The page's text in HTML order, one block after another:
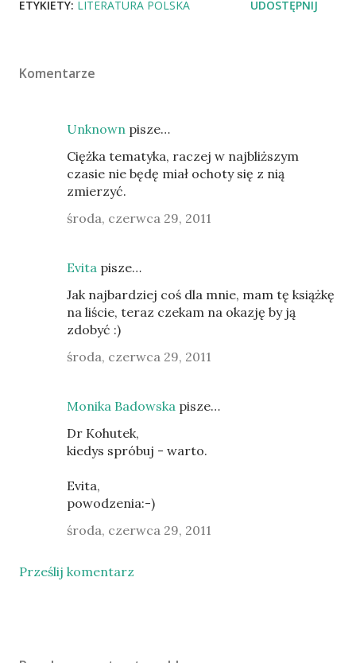
ETYKIETY: LITERATURA POLSKA UDOSTĘPNIJ
Komentarze
Unknown pisze…
Ciężka tematyka, raczej w najbliższym
czasie nie będę miał ochoty się z nią
zmierzyć.
środa, czerwca 29, 2011
Evita pisze…
Jak najbardziej coś dla mnie, mam tę książkę
na liście, teraz czekam na okazję by ją
zdobyć :)
środa, czerwca 29, 2011
Monika Badowska pisze…
Dr Kohutek,
kiedys spróbuj - warto.
Evita,
powodzenia:-)
środa, czerwca 29, 2011
Prześlij komentarz